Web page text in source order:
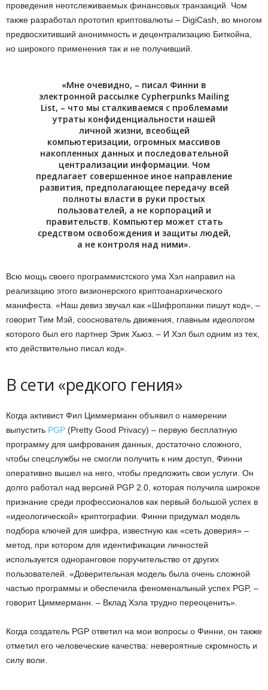
проведения неотслеживаемых финансовых транзакций. Чом
также разработал прототип криптовалюты – DigiCash, во многом
предвосхитивший анонимность и децентрализацию Биткойна,
но широкого применения так и не получивший.
«Мне очевидно, – писал Финни в
электронной рассылке Cypherpunks Mailing
List, – что мы сталкиваемся с проблемами
утраты конфиденциальности нашей
личной жизни, всеобщей
компьютеризации, огромных массивов
накопленных данных и последовательной
централизации информации. Чом
предлагает совершенное иное направление
развития, предполагающее передачу всей
полноты власти в руки простых
пользователей, а не корпораций и
правительств. Компьютер может стать
средством освобождения и защиты людей,
а не контроля над ними».
Всю мощь своего программистского ума Хэл направил на
реализацию этого визионерского криптоанархического
манифеста. «Наш девиз звучал как «Шифропанки пишут код», –
говорит Тим Мэй, сооснователь движения, главным идеологом
которого был его партнер Эрик Хьюз. – И Хэл был одним из тех,
кто действительно писал код».
В сети «редкого гения»
Когда активист Фил Циммерманн объявил о намерении
выпустить PGP (Pretty Good Privacy) – первую бесплатную
программу для шифрования данных, достаточно сложного,
чтобы спецслужбы не смогли получить к ним доступ, Финни
оперативно вышел на него, чтобы предложить свои услуги. Он
долго работал над версией PGP 2.0, которая получила широкое
признание среди профессионалов как первый большой успех в
«идеологической» криптографии. Финни придумал модель
подбора ключей для шифра, известную как «сеть доверия» –
метод, при котором для идентификации личностей
используется одноранговое поручительство от других
пользователей. «Доверительная модель была очень сложной
частью программы и обеспечила феноменальный успех PGP, –
говорит Циммерманн. – Вклад Хэла трудно переоценить».
Когда создатель PGP ответил на мои вопросы о Финни, он также
отметил его человеческие качества: невероятные скромность и
силу воли.